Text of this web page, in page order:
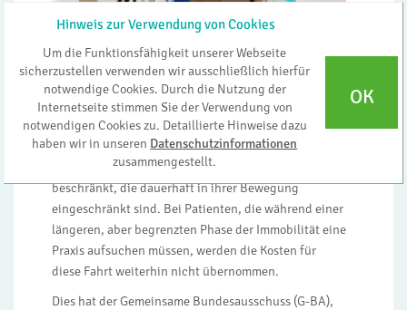
Hinweis zur Verwendung von Cookies
Um die Funktionsfähigkeit unserer Webseite
sicherzustellen verwenden wir ausschließlich hierfür
notwendige Cookies. Durch die Nutzung der
Internetseite stimmen Sie der Verwendung von
notwendigen Cookies zu. Detaillierte Hinweise dazu
haben wir in unseren Datenschutzinformationen
zusammengestellt.
OK
Nur geringe Verbesserung der Versorgung
Frankfurt am Main, 25. Februar 2016. Auch zukünftig
bleiben von der gesetzlichen Krankenversicherung
(GKV) bezahlte Fahrten in die zahnärztliche Praxis ein
Ausnahmefall und auf Patientinnen und Patienten
beschränkt, die dauerhaft in ihrer Bewegung
eingeschränkt sind. Bei Patienten, die während einer
längeren, aber begrenzten Phase der Immobilität eine
Praxis aufsuchen müssen, werden die Kosten für
diese Fahrt weiterhin nicht übernommen.
Dies hat der Gemeinsame Bundesausschuss (G-BA),